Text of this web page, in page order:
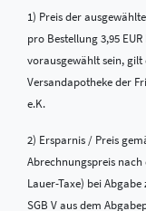
1) Preis der
pro Bestellung 3,95
vorausgewählt sein,
Versandapotheke der
e.K.
2) Ersparnis / Preis
Abrechnungspreis
Lauer-Taxe) bei Abgabe
SGB V aus dem